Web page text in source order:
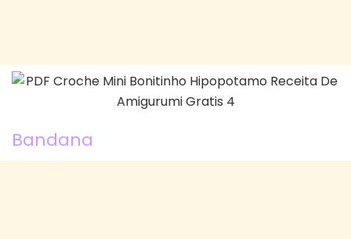
Bandana